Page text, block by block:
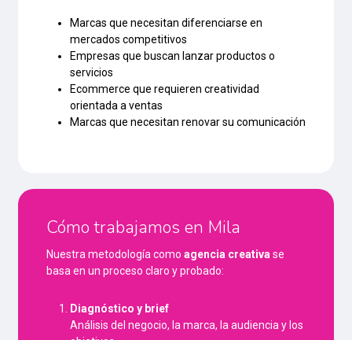
Marcas que necesitan diferenciarse en
mercados competitivos
Empresas que buscan lanzar productos o
servicios
Ecommerce que requieren creatividad
orientada a ventas
Marcas que necesitan renovar su comunicación
Cómo trabajamos en Mila
Nuestra metodología como agencia creativase
basa en un proceso claro y probado:
Diagnóstico y brief
Análisis del negocio, la marca, la audiencia y los